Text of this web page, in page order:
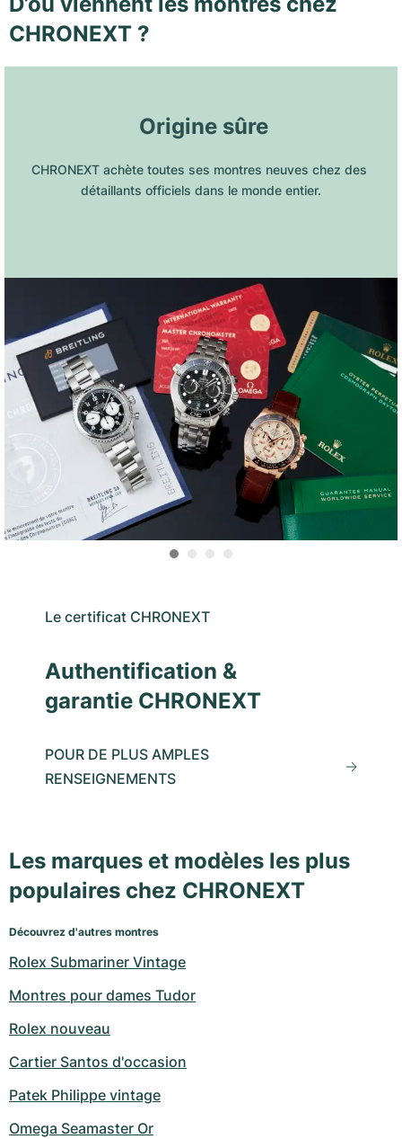
CHRONEXT ?
Origine sûre
CHRONEXT achète toutes ses montres neuves chez des
détaillants officiels dans le monde entier.
Le certificat CHRONEXT
Authentification &
garantie CHRONEXT
POUR DE PLUS AMPLES
RENSEIGNEMENTS
Les marques et modèles les plus
populaires chez CHRONEXT
Découvrez d'autres montres
Rolex Submariner Vintage
Montres pour dames Tudor
Rolex nouveau
Cartier Santos d'occasion
Patek Philippe vintage
Omega Seamaster Or